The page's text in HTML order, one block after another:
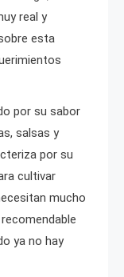
real y
esta
por su sabor
salsas y
por su
cultivar
mucho
ya no hay